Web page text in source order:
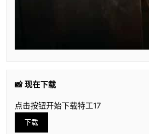
📸 现在下载
点击按钮开始下载特工17
下载